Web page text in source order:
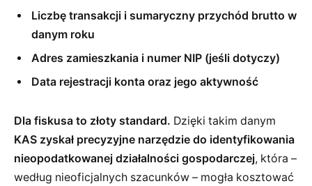
Liczbę transakcji i sumaryczny przychód brutto w
danym roku
Adres zamieszkania i numer NIP (jeśli dotyczy)
Data rejestracji konta oraz jego aktywność
Dla fiskusa to złoty standard. Dzięki takim danym
KAS zyskał precyzyjne narzędzie do identyfikowania
nieopodatkowanej działalności gospodarczej, która –
według nieoficjalnych szacunków – mogła kosztować